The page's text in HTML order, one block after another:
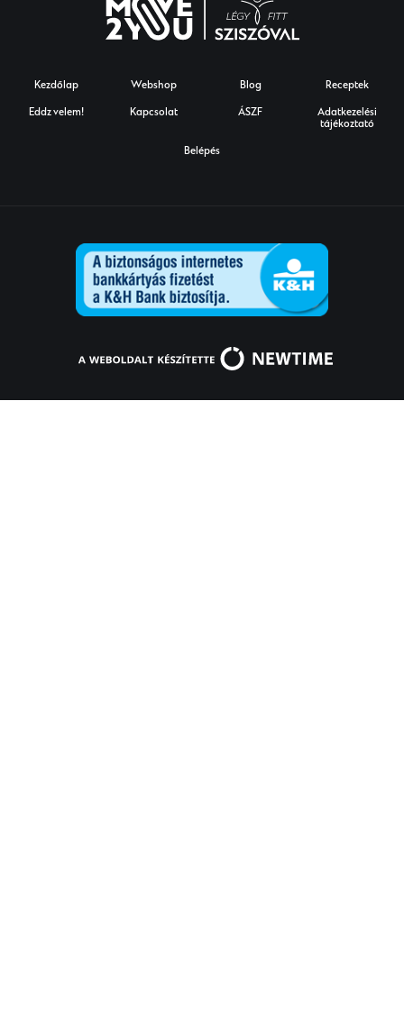
Kezdőlap Webshop Blog Receptek
Eddz velem! Kapcsolat ÁSZF
Adatkezelési
tájékoztató
Belépés